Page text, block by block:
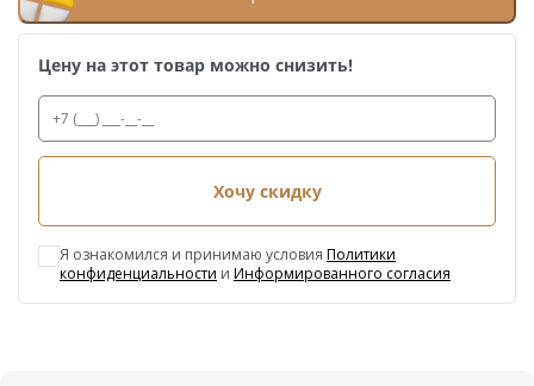
Цену на этот товар можно снизить!
Хочу скидку
Я ознакомился и принимаю условия Политики
конфиденциальности и Информированного согласия